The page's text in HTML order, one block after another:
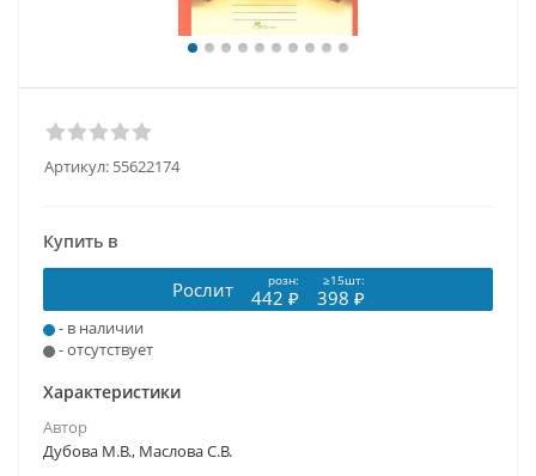
Артикул: 55622174
Купить в
Рослит розн: ≥15шт:
442 ₽ 398 ₽
- в наличии
- отсутствует
Характеристики
Автор
Дубова М.В., Маслова С.В.